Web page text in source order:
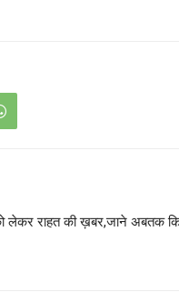
लेकर राहत की ख़बर,जाने अबतक